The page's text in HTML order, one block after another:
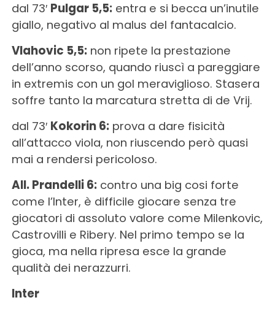
dal 73′ Pulgar 5,5:entra e si becca un’inutile
giallo, negativo al malus del fantacalcio.
Vlahovic 5,5:non ripete la prestazione
dell’anno scorso, quando riuscì a pareggiare
in extremis con un gol meraviglioso. Stasera
soffre tanto la marcatura stretta di de Vrij.
dal 73′ Kokorin 6:prova a dare fisicità
all’attacco viola, non riuscendo però quasi
mai a rendersi pericoloso.
All. Prandelli 6:contro una big cosi forte
come l’Inter, è difficile giocare senza tre
giocatori di assoluto valore come Milenkovic,
Castrovilli e Ribery. Nel primo tempo se la
gioca, ma nella ripresa esce la grande
qualità dei nerazzurri.
Inter